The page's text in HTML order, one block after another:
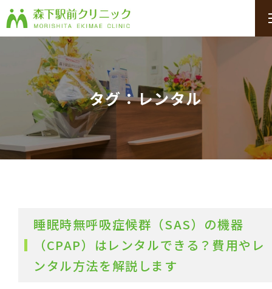
タグ：レンタル
睡眠時無呼吸症候群（SAS）の機器
（CPAP）はレンタルできる？費用やレ
ンタル方法を解説します